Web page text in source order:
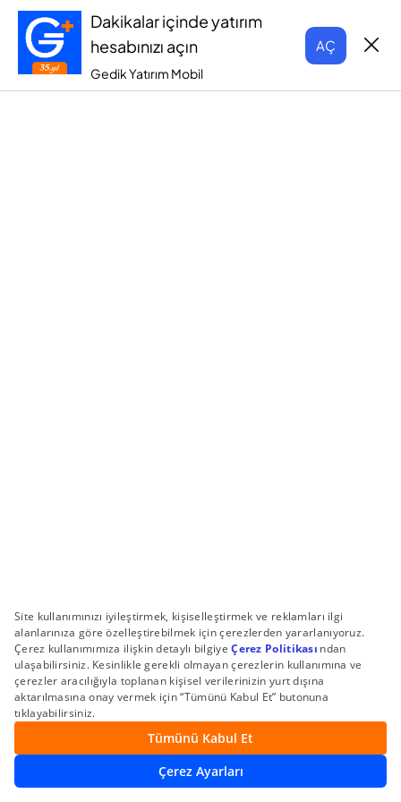
Dakikalar içinde yatırım
hesabınızı açın
Gedik Yatırım Mobil
AÇ